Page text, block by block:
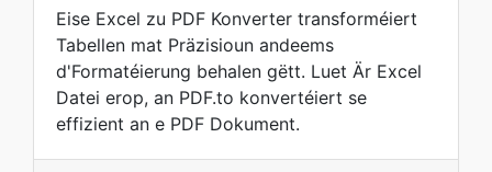
Eise Excel zu PDF Konverter transforméiert
Tabellen mat Präzisioun andeems
d'Formatéierung behalen gëtt. Luet Är Excel
Datei erop, an PDF.to konvertéiert se
effizient an e PDF Dokument.